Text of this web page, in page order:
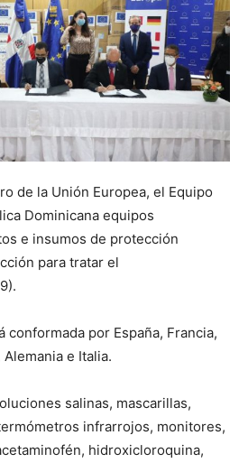
de la Unión Europea, el Equipo
Dominicana equipos
e insumos de protección
para tratar el
conformada por España, Francia,
e Italia.
salinas, mascarillas,
infrarrojos, monitores,
hidroxicloroquina,